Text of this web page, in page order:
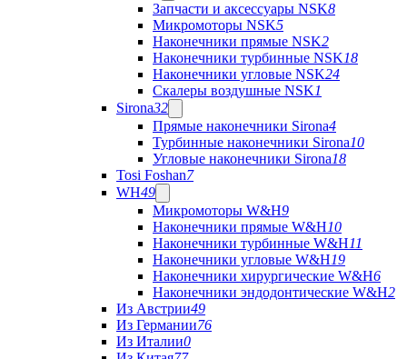
Запчасти и аксессуары NSK8
Микромоторы NSK5
Наконечники прямые NSK2
Наконечники турбинные NSK18
Наконечники угловые NSK24
Скалеры воздушные NSK1
Sirona32
Прямые наконечники Sirona4
Турбинные наконечники Sirona10
Угловые наконечники Sirona18
Tosi Foshan7
WH49
Микромоторы W&H9
Наконечники прямые W&H10
Наконечники турбинные W&H11
Наконечники угловые W&H19
Наконечники хирургические W&H6
Наконечники эндодонтические W&H2
Из Австрии49
Из Германии76
Из Италии0